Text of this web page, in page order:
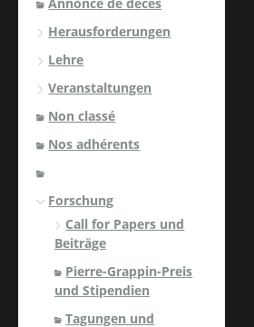
Herausforderungen
Lehre
Veranstaltungen
Non classé
Nos adhérents
Forschung
Call for Papers und
Beiträge
Pierre-Grappin-Preis
und Stipendien
Tagungen und